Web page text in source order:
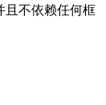
且不依赖任何框